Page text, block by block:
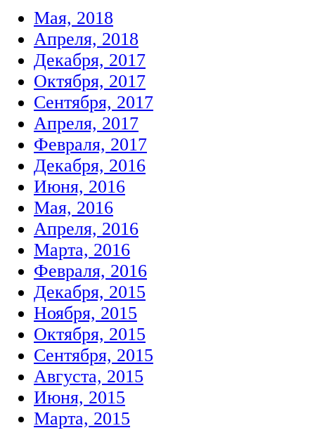
Мая, 2018
Апреля, 2018
Декабря, 2017
Октября, 2017
Сентября, 2017
Апреля, 2017
Февраля, 2017
Декабря, 2016
Июня, 2016
Мая, 2016
Апреля, 2016
Марта, 2016
Февраля, 2016
Декабря, 2015
Ноября, 2015
Октября, 2015
Сентября, 2015
Августа, 2015
Июня, 2015
Марта, 2015